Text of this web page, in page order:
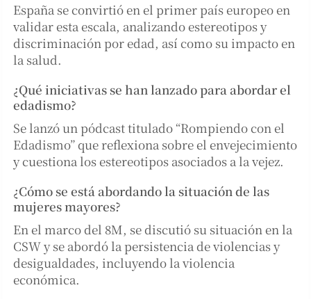
España se convirtió en el primer país europeo en
validar esta escala, analizando estereotipos y
discriminación por edad, así como su impacto en
la salud.
¿Qué iniciativas se han lanzado para abordar el
edadismo?
Se lanzó un pódcast titulado “Rompiendo con el
Edadismo” que reflexiona sobre el envejecimiento
y cuestiona los estereotipos asociados a la vejez.
¿Cómo se está abordando la situación de las
mujeres mayores?
En el marco del 8M, se discutió su situación en la
CSW y se abordó la persistencia de violencias y
desigualdades, incluyendo la violencia
económica.